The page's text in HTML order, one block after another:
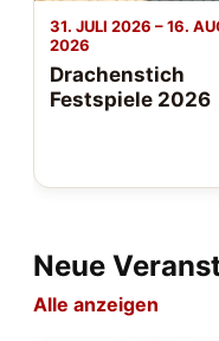
31. JULI 2026 – 16.
2026
Drachenstich
Festspiele 2026
Neue
Alle anzeigen